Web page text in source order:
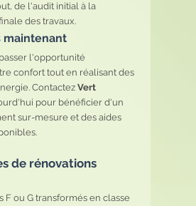
de l'audit initial à la
des travaux.
maintenant
l'opportunité
confort tout en réalisant des
Contactez Vert
pour bénéficier d'un
sur-mesure et des aides
de rénovations
F ou G transformés en classe